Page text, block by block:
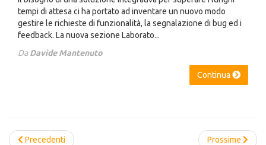
tempi di attesa ci ha portato ad inventare un nuovo modo
gestire le richieste di funzionalità, la segnalazione di bug ed i
feedback. La nuova sezione Laborato...
DaDavide Mantenuto
Continua
Prossime
Precedenti